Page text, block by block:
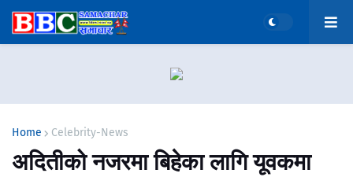
Home Celebrity-News
अदितीको नजरमा बिहेका लागि यूवकमा